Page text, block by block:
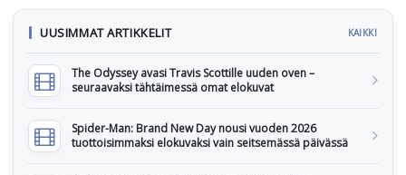
UUSIMMAT ARTIKKELIT KAIKKI
The Odyssey avasi Travis Scottille uuden oven –
seuraavaksi tähtäimessä omat elokuvat
Spider-Man: Brand New Day nousi vuoden 2026
tuottoisimmaksi elokuvaksi vain seitsemässä päivässä